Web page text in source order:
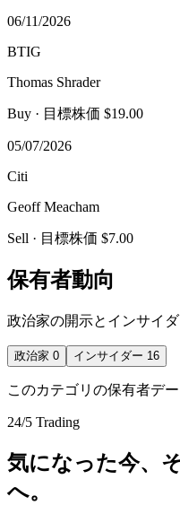
06/11/2026
BTIG
Thomas Shrader
Buy · 目標株価 $19.00
05/07/2026
Citi
Geoff Meacham
Sell · 目標株価 $7.00
保有者動向
政治家の開示とインサイ
政治家 0 インサイダー 16
このカテゴリの保有者デ
24/5 Trading
気になった今、
へ。